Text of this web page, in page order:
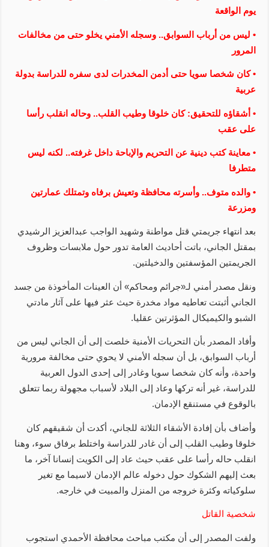
يوم الواقعة
• ليس من أرباب السوابق.. وسجله الأمني يخلو حتى من مخالفات
المرور
• كان شخصا سويا حتى أدمن المخدرات لدى سفره للدراسة بدولة
عربية
• أشقاؤه للتحقيق: كان خلوقا وطيب القلب.. وحاله انقلب رأسا
على عقب
• معاينة كتب دينية عن التحريم والإباحة داخل غرفته.. لكنه ليس
متطرفا
• والده متوف.. وأسرته محافظة وتعيش برفاه وتمتلك عمارتين
ومزرعة
بعد انتهاء جريمتي قتل مواطنة وشهيد الواجب عبدالعزيز الرشيدي
بمقتل الجاني، باتت أحاديث العامة تدور حول ملابسات وظروف
الجريمتين المؤسفتين والدخيلتين.
ونقل مصدر أمني لـ«جرائم ومحاكم» أن العينات المأخوذة من جسد
الجاني أثبتت تعاطيه مواد مخدرة حيث عثر فيها على آثار مادتي
الشبو والكيميكال المؤثرتين عقليا.
وأفاد المصدر بأن التحريات الأمنية خلصت إلى أن الجاني ليس من
أرباب السوابق، بل أن سجله الأمني لا يحوي حتى مخالفة مرورية
واحدة، وأنه كان شخصا سويا وغادر إلى إحدى الدول العربية
للدراسة، غير أنه تركها وعاد إلى البلاد لأسباب مجهولة ربما تتعلق
بالوقوع في مستنقع الإدمان.
وأضاف بأن إفادة الأشقاء الثلاثة للجاني، أكدت أن شقيقهم كان
خلوقا وطيب القلب إلى أن غادر للدراسة واختلط برفاق سوء، وهنا
انقلب حاله رأسا على عقب حيث عاد إلى الكويت إنسانا آخر، ما
بعث إليهم الشكوك حول دخوله عالم الإدمان لاسيما مع تغير
سلوكياته وكثرة خروجه من المنزل والمبيت في خارجه.
شخصية القاتل
ولفت المصدر إلى أن مكتب مباحث محافظة الأحمدي استجوب